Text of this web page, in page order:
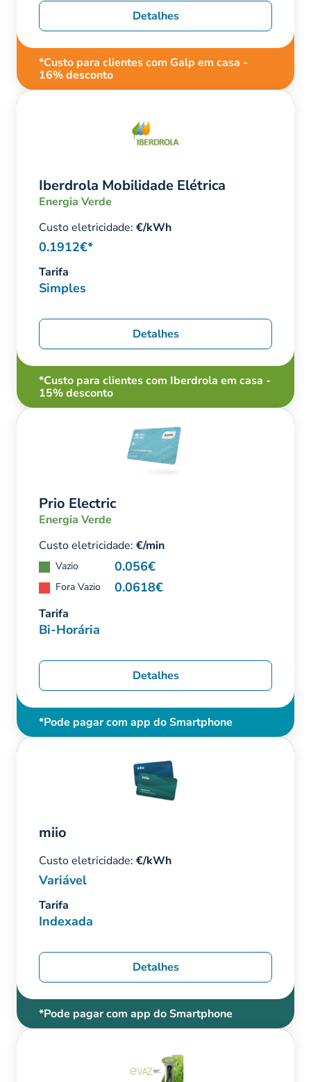
Detalhes
*Custo para clientes com Galp em casa -
16% desconto
Iberdrola Mobilidade Elétrica
Energia Verde
Custo eletricidade: €/kWh
0.1912€*
Tarifa
Simples
Detalhes
*Custo para clientes com Iberdrola em casa -
15% desconto
Prio Electric
Energia Verde
Custo eletricidade: €/min
Vazio 0.056€
Fora Vazio 0.0618€
Tarifa
Bi-Horária
Detalhes
*Pode pagar com app do Smartphone
miio
Custo eletricidade: €/kWh
Variável
Tarifa
Indexada
Detalhes
*Pode pagar com app do Smartphone